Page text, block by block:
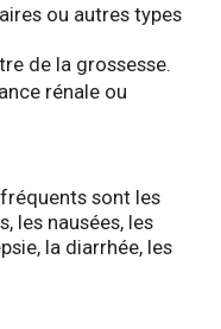
ou autres types
de la grossesse.
rénale ou
sont les
les nausées, les
la diarrhée, les